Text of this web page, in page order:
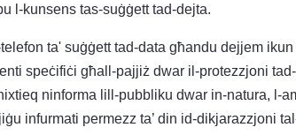
l-kunsens tas-suġġett tad-dejta.
ta' suġġett tad-data għandu dejjem ikun
speċifiċi għall-pajjiż dwar il-protezzjoni
ninforma lill-pubbliku dwar in-natura, l-
infurmati permezz ta’ din id-dikjarazzjoni